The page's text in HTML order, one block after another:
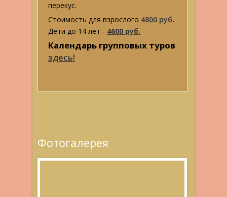
перекус.
Стоимость для взрослого 4800 руб.
Дети до 14 лет - 4600 руб.
Календарь групповых туров
здесь!
Фотогалерея